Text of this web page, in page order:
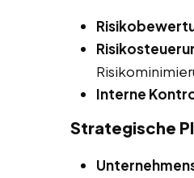
Interne
Strategische